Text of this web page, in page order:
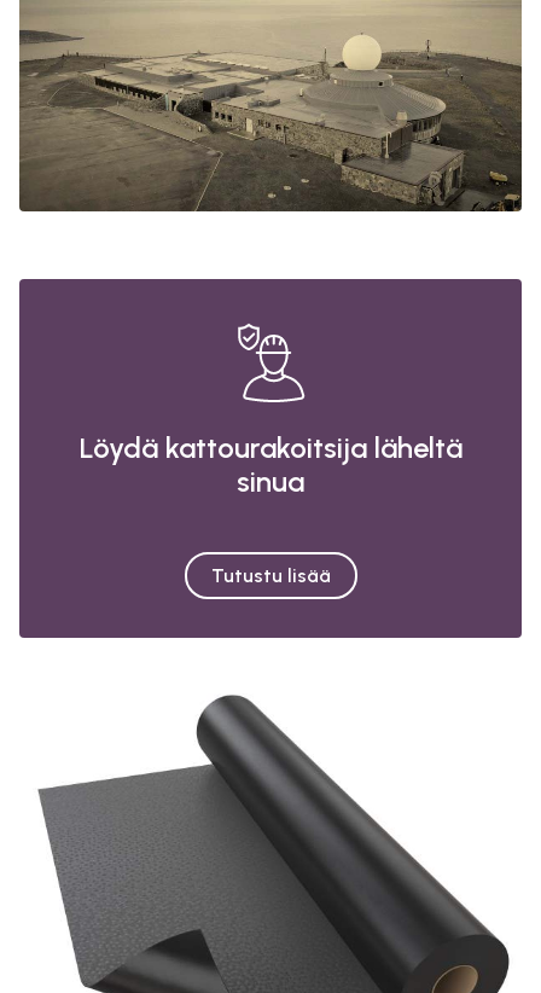
Löydä kattourakoitsija läheltä
sinua
Tutustu lisää